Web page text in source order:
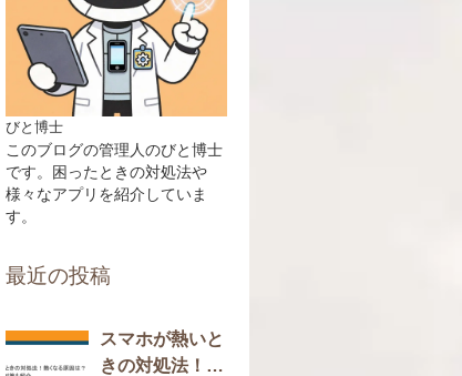
びと博士
このブログの管理人のびと博士
です。困ったときの対処法や
様々なアプリを紹介していま
す。
最近の投稿
スマホが熱いと
きの対処法！熱